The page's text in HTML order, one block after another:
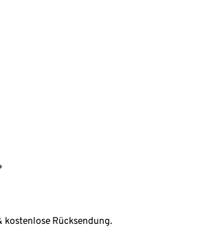
kostenlose Rücksendung.